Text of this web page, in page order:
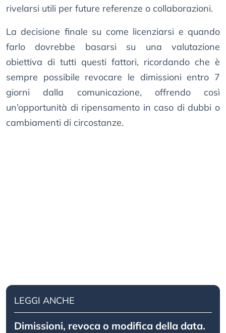
rivelarsi utili per future referenze o collaborazioni.
La decisione finale su come licenziarsi e quando
farlo dovrebbe basarsi su una valutazione
obiettiva di tutti questi fattori, ricordando che è
sempre possibile revocare le dimissioni entro 7
giorni dalla comunicazione, offrendo così
un’opportunità di ripensamento in caso di dubbi o
cambiamenti di circostanze.
LEGGI ANCHE
Dimissioni, revoca o modifica della data.